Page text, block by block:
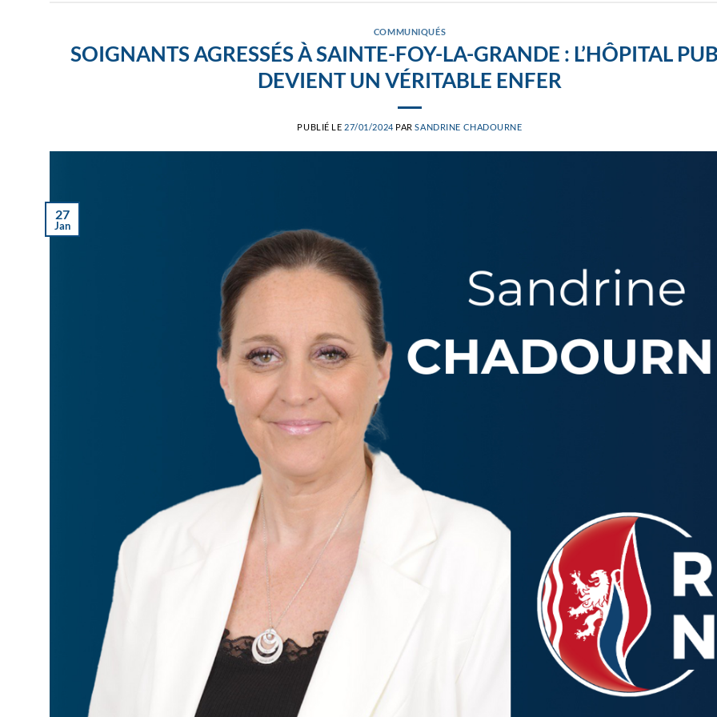
COMMUNIQUÉS
SOIGNANTS AGRESSÉS À SAINTE-FOY-LA-GRANDE : L’HÔPITAL
DEVIENT UN VÉRITABLE ENFER
PUBLIÉ LE 27/01/2024 PARSANDRINE CHADOURNE
27
Jan